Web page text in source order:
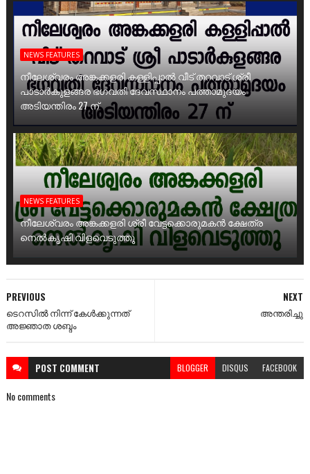
NEWS FEATURES
നീലേശ്വരം അങ്കക്കളരി കള്ളിപ്പാൽ വീട് തറവാട് ശ്രീ
പാടാർകുളങ്ങര ഭഗവതി ദേവസ്ഥാനം പത്താമുദയം
അടിയന്തിരം 27 ന്
NEWS FEATURES
നീലേശ്വരം അങ്കക്കളരി ശ്രീ വേട്ടക്കൊരുമകൻ ക്ഷേത്ര
നെൽകൃഷി വിളവെടുത്തു
NEXT
അന്തരിച്ചു
PREVIOUS
ടെറസിൽ നിന്ന് കേൾക്കുന്നത്
അജ്ഞാത ശബ്ദം
POST COMMENT BLOGGER DISQUS FACEBOOK
No comments